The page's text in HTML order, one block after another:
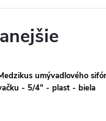
umývadlového
- 5/4" - plast - biela